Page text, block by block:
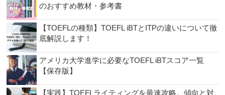
のおすすめ教材・参考書
【TOEFLの種類】TOEFL iBTとITPの違いについて徹
底解説します！
アメリカ大学進学に必要なTOEFL iBTスコア一覧
【保存版】
【実践】TOEFLライティングを最速攻略。傾向と対